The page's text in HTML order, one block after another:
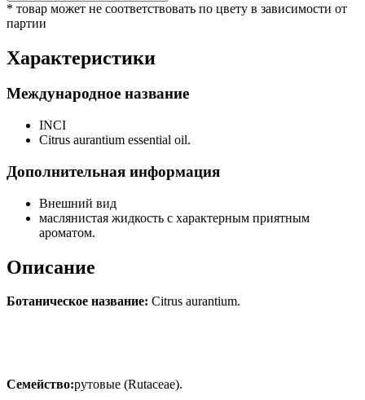
* товар может не соответствовать по цвету в зависимости от
партии
Характеристики
Международное название
INCI
Citrus aurantium essential oil.
Дополнительная информация
Внешний вид
маслянистая жидкость с характерным приятным
ароматом.
Описание
Ботаническое название: Citrus aurantium.
Семейство:рутовые (Rutaceae).